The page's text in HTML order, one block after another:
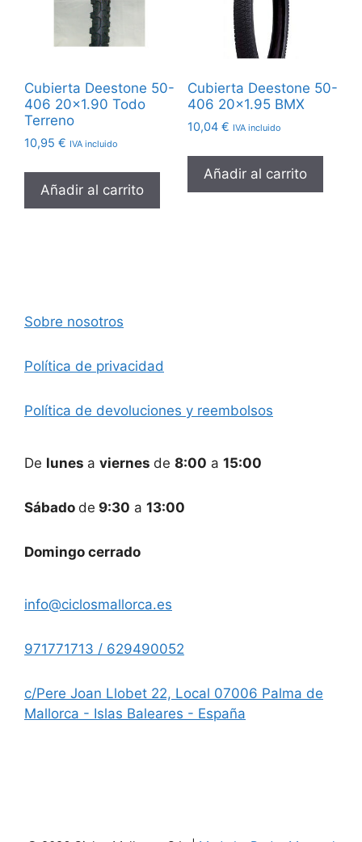
Cubierta Deestone 50-
406 20×1.90 Todo
Terreno
10,95 € IVA incluido
Añadir al carrito
Cubierta Deestone 50-
406 20×1.95 BMX
10,04 € IVA incluido
Añadir al carrito
Sobre nosotros
Política de privacidad
Política de devoluciones y reembolsos
De lunes a viernes de 8:00 a 15:00
Sábado de 9:30 a 13:00
Domingo cerrado
info@ciclosmallorca.es
971771713 / 629490052
c/Pere Joan Llobet 22, Local 07006 Palma de
Mallorca - Islas Baleares - España